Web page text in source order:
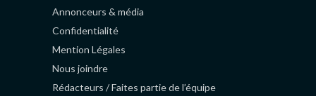
Annonceurs & média
Confidentialité
Mention Légales
Nous joindre
Rédacteurs / Faites partie de l’équipe